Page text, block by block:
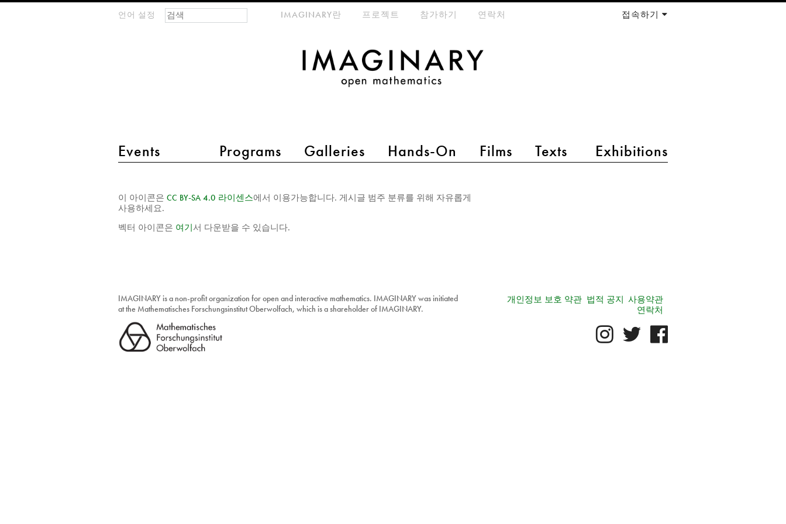
언어 설정
main menu 2
Events Programs Galleries Hands-On Films Texts Exhibitions
meta-menuIMAGINARY란 프로젝트 참가하기 연락처 접속하기
검색 폼
찾기
subjects
license
download
이 아이콘은 CC BY-SA 4.0 라이센스에서 이용가능합니다. 게시글 범주 분류를 위해 자유롭게
사용하세요.
벡터 아이콘은 여기서 다운받을 수 있습니다.
IMAGINARY is a non-profit organization for open and interactive mathematics. IMAGINARY was initiated
at the Mathematisches Forschungsinstitut Oberwolfach, which is a shareholder of IMAGINARY.
사용약관
법적 공지
개인정보 보호 약관
연락처